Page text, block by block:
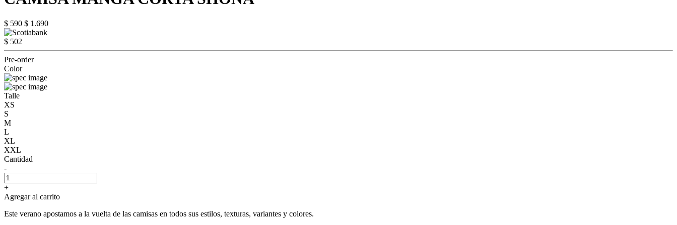
$ 590 $ 1.690
$ 502
Pre-order
Color
Talle
XS
S
M
L
XL
XXL
Cantidad
-
+
Agregar al carrito
Este verano apostamos a la vuelta de las camisas en todos sus estilos, texturas, variantes y colores.